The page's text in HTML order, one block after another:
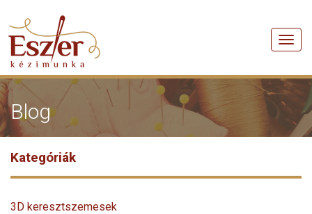
Menü
Blog
Kategóriák
3D keresztszemesek